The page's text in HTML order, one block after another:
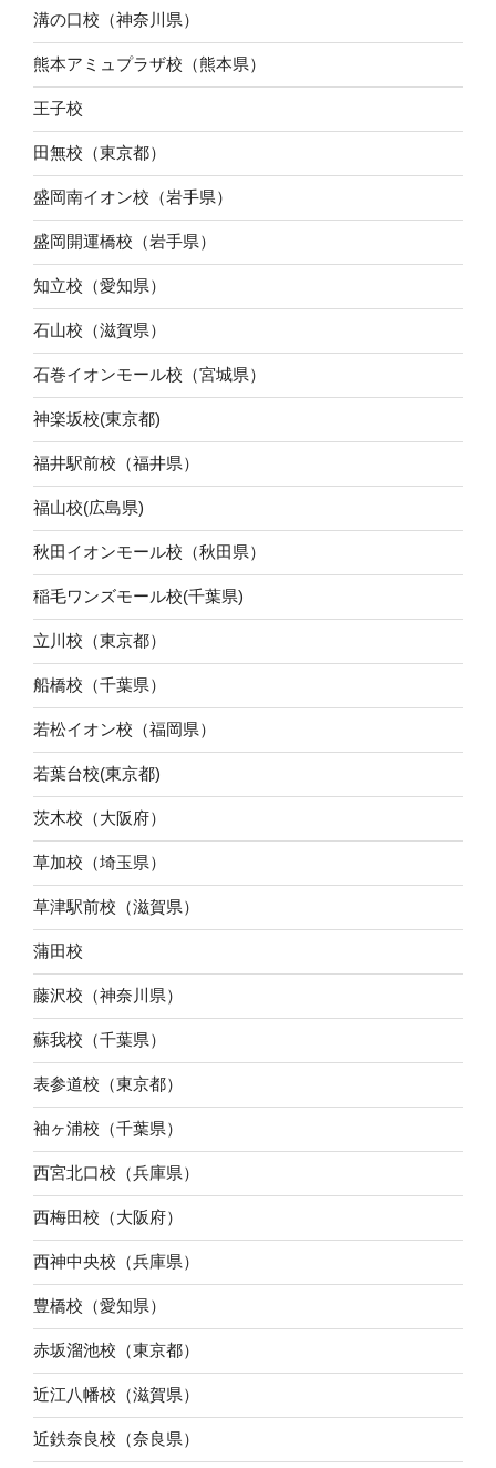
溝の口校（神奈川県）
熊本アミュプラザ校（熊本県）
王子校
田無校（東京都）
盛岡南イオン校（岩手県）
盛岡開運橋校（岩手県）
知立校（愛知県）
石山校（滋賀県）
石巻イオンモール校（宮城県）
神楽坂校(東京都)
福井駅前校（福井県）
福山校(広島県)
秋田イオンモール校（秋田県）
稲毛ワンズモール校(千葉県)
立川校（東京都）
船橋校（千葉県）
若松イオン校（福岡県）
若葉台校(東京都)
茨木校（大阪府）
草加校（埼玉県）
草津駅前校（滋賀県）
蒲田校
藤沢校（神奈川県）
蘇我校（千葉県）
表参道校（東京都）
袖ヶ浦校（千葉県）
西宮北口校（兵庫県）
西梅田校（大阪府）
西神中央校（兵庫県）
豊橋校（愛知県）
赤坂溜池校（東京都）
近江八幡校（滋賀県）
近鉄奈良校（奈良県）